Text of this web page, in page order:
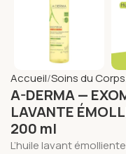
Accueil Soins du Corps
A-DERMA —
LAVANTE
200 ml
L’huile lavant